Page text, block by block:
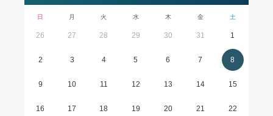
日 月 火 水 木 金 土
26 27 28 29 30 31 1
2 3 4 5 6 7 8
9 10 11 12 13 14 15
16 17 18 19 20 21 22